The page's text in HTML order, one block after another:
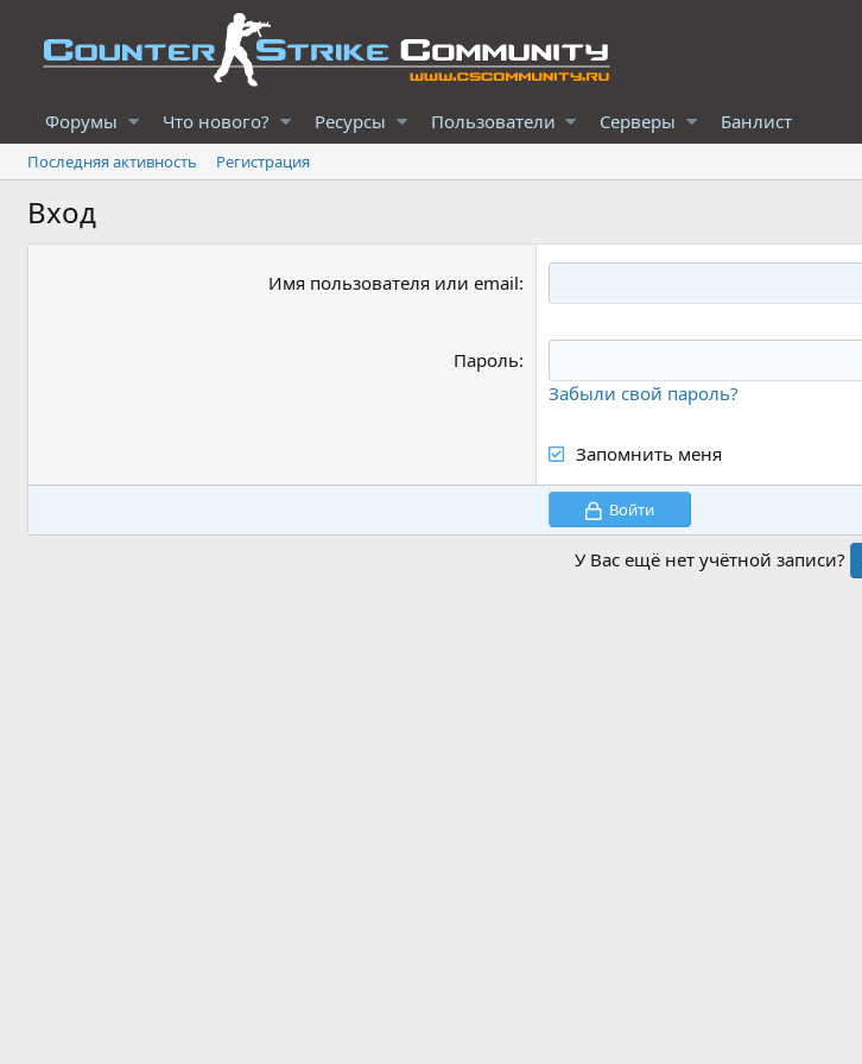
Форумы Что нового? Ресурсы Пользователи Серверы Банлист
Последняя активность Регистрация
Вход
Имя пользователя или email
Пароль
Забыли свой пароль?
Запомнить меня
Войти
У Вас ещё нет учётной записи?